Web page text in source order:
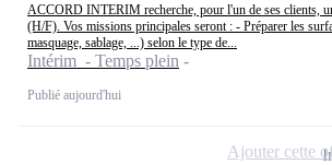
ACCORD INTERIM recherche, pour l'un de ses clients,
(H/F). Vos missions principales seront : - Préparer les
masquage, sablage, ...) selon le type de...
Intérim - Temps plein
Publié aujourd'hui
Ajouter cette